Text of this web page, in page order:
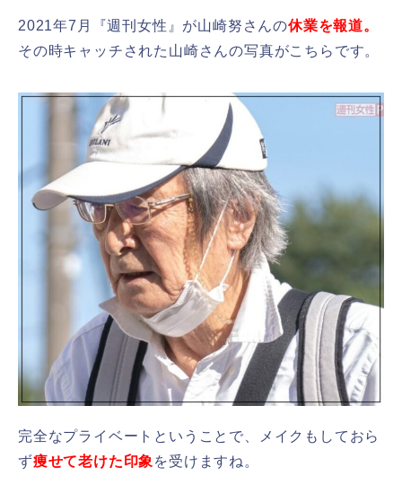
2021年7月『週刊女性』が山崎努さんの休業を報道。
その時キャッチされた山崎さんの写真がこちらです。
完全なプライベートということで、メイクもしておら
ず痩せて老けた印象を受けますね。